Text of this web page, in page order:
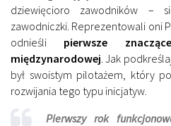
dziewięcioro zawodników –
zawodniczki. Reprezentowali oni
odnieśli pierwsze
międzynarodowej . Jak
był swoistym pilotażem, który
rozwijania tego typu inicjatyw.
Pierwszy rok